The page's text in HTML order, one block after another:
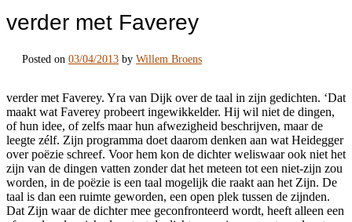
verder met Faverey
Posted on 03/04/2013 by Willem Broens
verder met Faverey. Yra van Dijk over de taal in zijn gedichten. ‘Dat
maakt wat Faverey probeert ingewikkelder. Hij wil niet de dingen,
of hun idee, of zelfs maar hun afwezigheid beschrijven, maar de
leegte zélf. Zijn programma doet daarom denken aan wat Heidegger
over poëzie schreef. Voor hem kon de dichter weliswaar ook niet het
zijn van de dingen vatten zonder dat het meteen tot een niet-zijn zou
worden, in de poëzie is een taal mogelijk die raakt aan het Zijn. De
taal is dan een ruimte geworden, een open plek tussen de zijnden.
Dat Zijn waar de dichter mee geconfronteerd wordt, heeft alleen een